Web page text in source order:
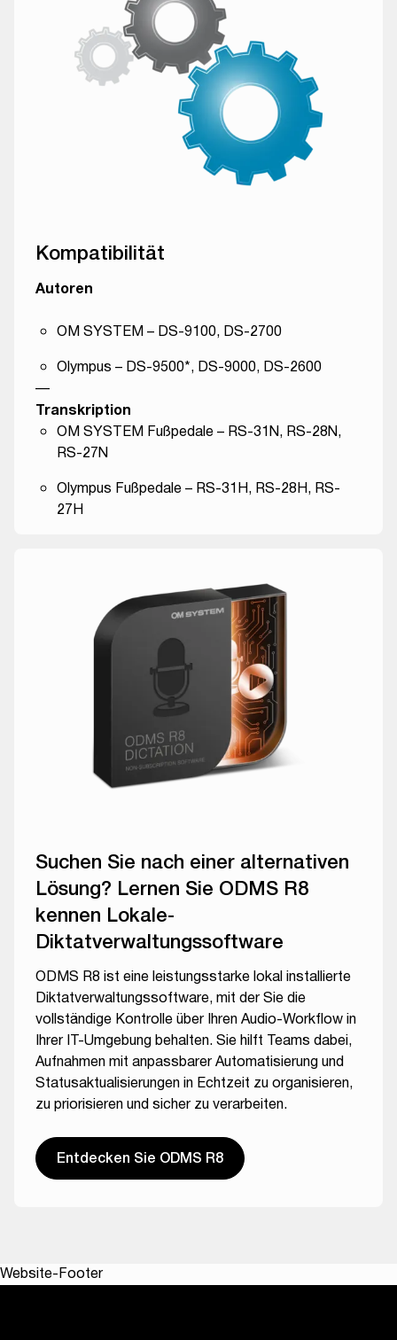
Kompatibilität
Autoren
OM SYSTEM – DS-9100, DS-2700
Olympus – DS-9500*, DS-9000, DS-2600
—
Transkription
OM SYSTEM Fußpedale – RS-31N, RS-28N,
RS-27N
Olympus Fußpedale – RS-31H, RS-28H, RS-
27H
Suchen Sie nach einer alternativen
Lösung? Lernen Sie ODMS R8
kennen Lokale-
Diktatverwaltungssoftware
ODMS R8 ist eine leistungsstarke lokal installierte
Diktatverwaltungssoftware, mit der Sie die
vollständige Kontrolle über Ihren Audio-Workflow in
Ihrer IT-Umgebung behalten. Sie hilft Teams dabei,
Aufnahmen mit anpassbarer Automatisierung und
Statusaktualisierungen in Echtzeit zu organisieren,
zu priorisieren und sicher zu verarbeiten.
Entdecken Sie ODMS R8
Website-Footer